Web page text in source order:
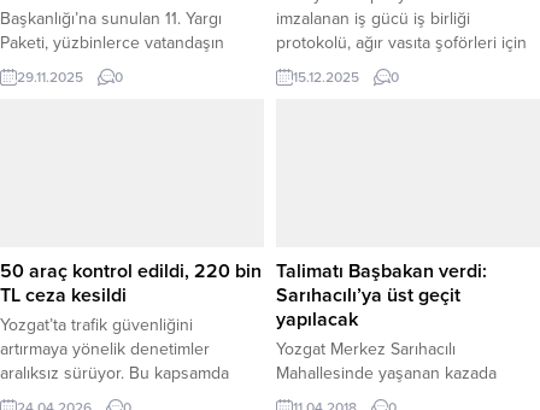
Başkanlığı’na sunulan 11. Yargı
Paketi, yüzbinlerce vatandaşın
beklediği Genel Sağlık Sigortası
(GSS) prim borçlarıyla ilgili önemli
Parti milletvekillerinin imzasını...
29.11.2025 0
imzalanan iş gücü iş birliği
protokolü, ağır vasıta şoförleri için
Avrupa kapılarını araladı. Anlaşma
kapsamında binlerce Türk
yürütülecek. İŞKUR’un yürüttüğü
çalışmalar sonucunda,...
15.12.2025 0
50 araç kontrol edildi, 220 bin
TL ceza kesildi
Yozgat’ta trafik güvenliğini
artırmaya yönelik denetimler
aralıksız sürüyor. Bu kapsamda
Boğazlıyan Trafik Jandarması
Talimatı Başbakan verdi:
Sarıhacılı’ya üst geçit
yapılacak
Yozgat Merkez Sarıhacılı
Mahallesinde yaşanan kazada
hafriyat kamyonunun çarpması